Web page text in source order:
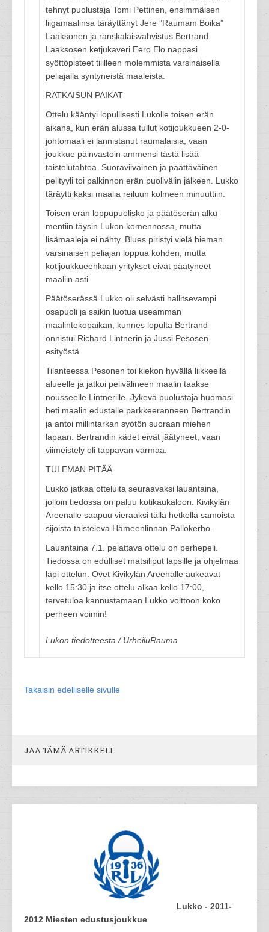
tehnyt puolustaja Tomi Pettinen, ensimmäisen
liigamaalinsa täräyttänyt Jere ”Raumam Boika”
Laaksonen ja ranskalaisvahvistus Bertrand.
Laaksosen ketjukaveri Eero Elo nappasi
syöttöpisteet tililleen molemmista varsinaisella
peliajalla syntyneistä maaleista.
RATKAISUN PAIKAT
Ottelu kääntyi lopullisesti Lukolle toisen erän
aikana, kun erän alussa tullut kotijoukkueen 2-0-
johtomaali ei lannistanut raumalaisia, vaan
joukkue päinvastoin ammensi tästä lisää
taistelutahtoa. Suoraviivainen ja päättäväinen
pelityyli toi palkinnon erän puolivälin jälkeen. Lukko
täräytti kaksi maalia reiluun kolmeen minuuttiin.
Toisen erän loppupuolisko ja päätöserän alku
mentiin täysin Lukon komennossa, mutta
lisämaaleja ei nähty. Blues piristyi vielä hieman
varsinaisen peliajan loppua kohden, mutta
kotijoukkueenkaan yritykset eivät päätyneet
maaliin asti.
Päätöserässä Lukko oli selvästi hallitsevampi
osapuoli ja saikin luotua useamman
maalintekopaikan, kunnes lopulta Bertrand
onnistui Richard Lintnerin ja Jussi Pesosen
esityöstä.
Tilanteessa Pesonen toi kiekon hyvällä liikkeellä
alueelle ja jatkoi pelivälineen maalin taakse
nousseelle Lintnerille. Jykevä puolustaja huomasi
heti maalin edustalle parkkeeranneen Bertrandin
ja antoi millintarkan syötön suoraan miehen
lapaan. Bertrandin kädet eivät jäätyneet, vaan
viimeistely oli tappavan varmaa.
TULEMAN PITÄÄ
Lukko jatkaa otteluita seuraavaksi lauantaina,
jolloin tiedossa on paluu kotikaukaloon. Kivikylän
Areenalle saapuu vieraaksi tällä hetkellä samoista
sijoista taisteleva Hämeenlinnan Pallokerho.
Lauantaina 7.1. pelattava ottelu on perhepeli.
Tiedossa on edulliset matsiliput lapsille ja ohjelmaa
läpi ottelun. Ovet Kivikylän Areenalle aukeavat
kello 15:30 ja itse ottelu alkaa kello 17:00,
tervetuloa kannustamaan Lukko voittoon koko
perheen voimin!
Lukon tiedotteesta / UrheiluRauma
Takaisin edelliselle sivulle
JAA TÄMÄ ARTIKKELI
Lukko - 2011-
2012 Miesten edustusjoukkue